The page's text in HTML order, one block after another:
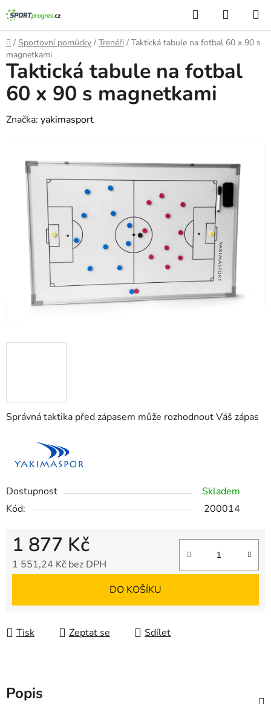
Přejít
na
obsah
Hledat
KOŠÍK
Domů
/ Sportovní pomůcky / Trenéři / Taktická tabule na fotbal 60 x 90 s
magnetkami
Správná taktika před zápasem může rozhodnout Váš zápas
Dostupnost
Skladem
Kód:
200014
1 877 Kč
1 551,24 Kč bez DPH
DO KOŠÍKU
Tisk Zeptat se Sdílet
Taktická tabule na fotbal
60 x 90 s magnetkami
Značka: yakimasport
Popis